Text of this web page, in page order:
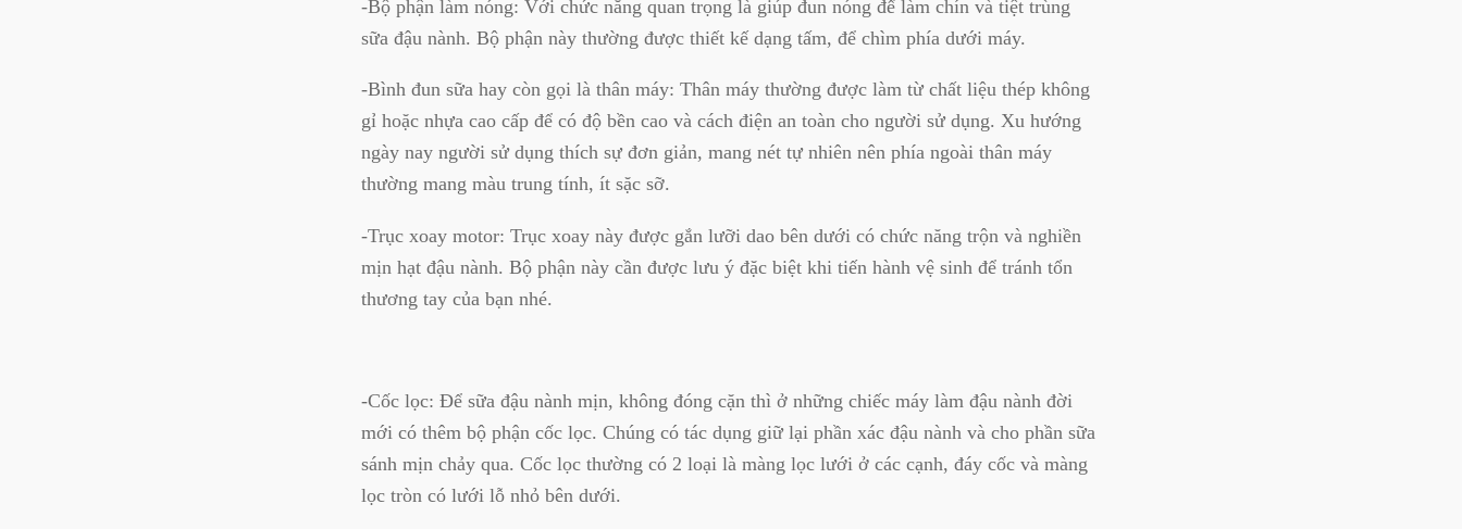
-Bộ phận làm nóng: Với chức năng quan trọng là giúp đun nóng để làm chín và tiệt trùng
sữa đậu nành. Bộ phận này thường được thiết kế dạng tấm, để chìm phía dưới máy.
-Bình đun sữa hay còn gọi là thân máy: Thân máy thường được làm từ chất liệu thép không
gỉ hoặc nhựa cao cấp để có độ bền cao và cách điện an toàn cho người sử dụng. Xu hướng
ngày nay người sử dụng thích sự đơn giản, mang nét tự nhiên nên phía ngoài thân máy
thường mang màu trung tính, ít sặc sỡ.
-Trục xoay motor: Trục xoay này được gắn lưỡi dao bên dưới có chức năng trộn và nghiền
mịn hạt đậu nành. Bộ phận này cần được lưu ý đặc biệt khi tiến hành vệ sinh để tránh tổn
thương tay của bạn nhé.
-Cốc lọc: Để sữa đậu nành mịn, không đóng cặn thì ở những chiếc máy làm đậu nành đời
mới có thêm bộ phận cốc lọc. Chúng có tác dụng giữ lại phần xác đậu nành và cho phần sữa
sánh mịn chảy qua. Cốc lọc thường có 2 loại là màng lọc lưới ở các cạnh, đáy cốc và màng
lọc tròn có lưới lỗ nhỏ bên dưới.